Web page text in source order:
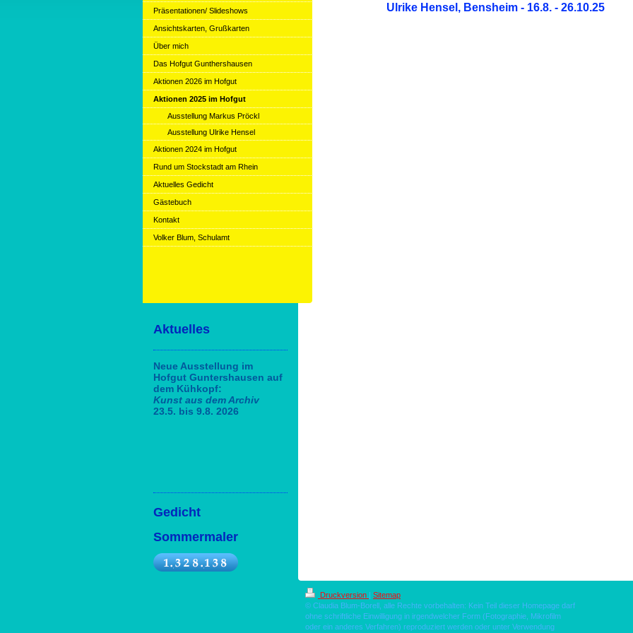
Ulrike Hensel, Bensheim - 16.8. - 26.10.25
Präsentationen/ Slideshows
Ansichtskarten, Grußkarten
Über mich
Das Hofgut Gunthershausen
Aktionen 2026 im Hofgut
Aktionen 2025 im Hofgut
Ausstellung Markus Pröckl
Ausstellung Ulrike Hensel
Aktionen 2024 im Hofgut
Rund um Stockstadt am Rhein
Aktuelles Gedicht
Gästebuch
Kontakt
Volker Blum, Schulamt
Aktuelles
Neue Ausstellung im
Hofgut Guntershausen auf
dem Kühkopf:
Kunst aus dem Archiv
23.5. bis 9.8. 2026
Gedicht
Sommermaler
Druckversion | Sitemap
© Claudia Blum-Borell, alle Rechte vorbehalten: Kein Teil dieser Homepage darf
ohne schriftliche Einwilligung in irgendwelcher Form (Fotographie, Mikrofilm
oder ein anderes Verfahren) reproduziert werden oder unter Verwendung